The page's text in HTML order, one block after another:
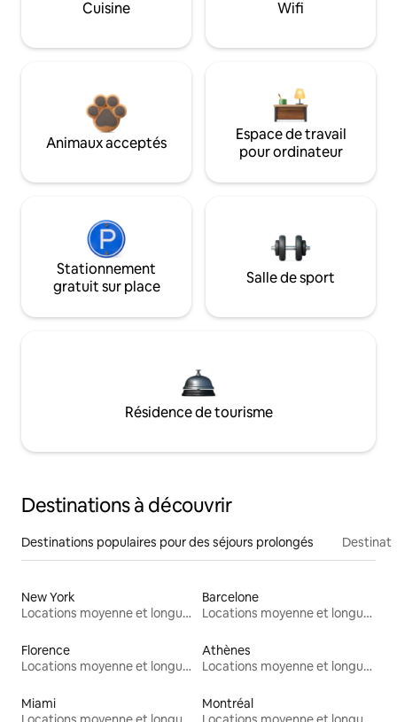
Cuisine Wifi
Animaux acceptés
Espace de travail
pour ordinateur
Stationnement
gratuit sur place
Salle de sport
Résidence de tourisme
Destinations à découvrir
Destinations populaires pour des séjours prolongés
New York
Locations moyenne et longue durée
Barcelone
Locations moyenne et longue durée
Florence
Locations moyenne et longue durée
Athènes
Locations moyenne et longue durée
Miami
Montréal